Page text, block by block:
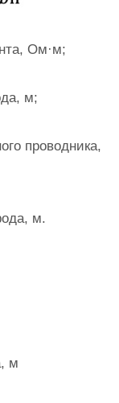
Ом·м;
м;
проводника,
м.
м